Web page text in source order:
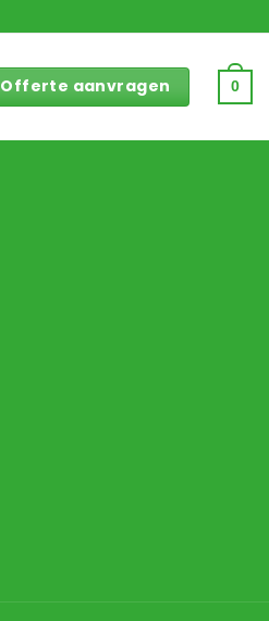
Offerte aanvragen 0